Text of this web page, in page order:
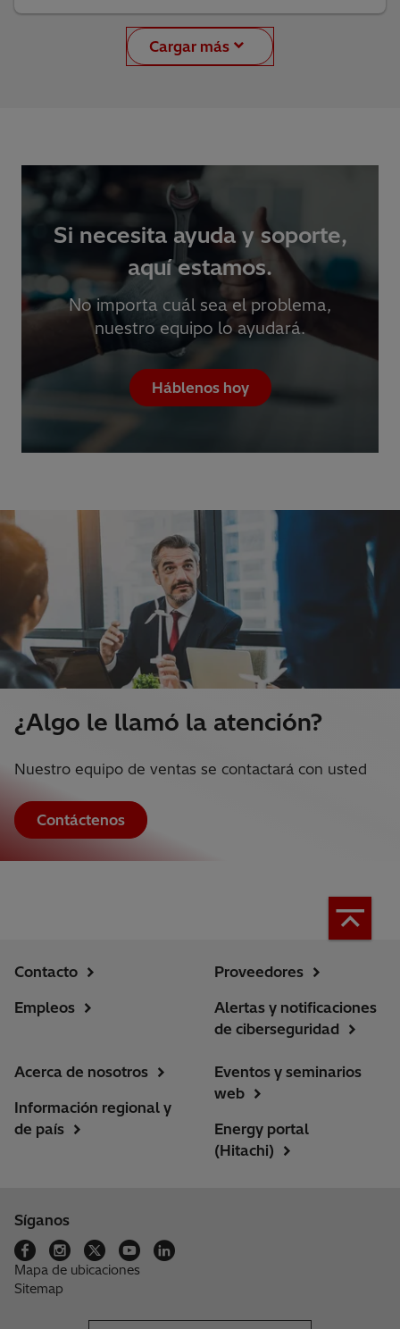
Cargar más
Si necesita ayuda y soporte,
aquí estamos.
No importa cuál sea el problema,
nuestro equipo lo ayudará.
Háblenos hoy
¿Algo le llamó la atención?
Nuestro equipo de ventas se contactará con usted
Contáctenos
Contacto
Empleos
Proveedores
Alertas y notificaciones
de ciberseguridad
Acerca de nosotros
Información regional y
de país
Eventos y seminarios
web
Energy portal
(Hitachi)
Síganos
Mapa de ubicaciones
Sitemap